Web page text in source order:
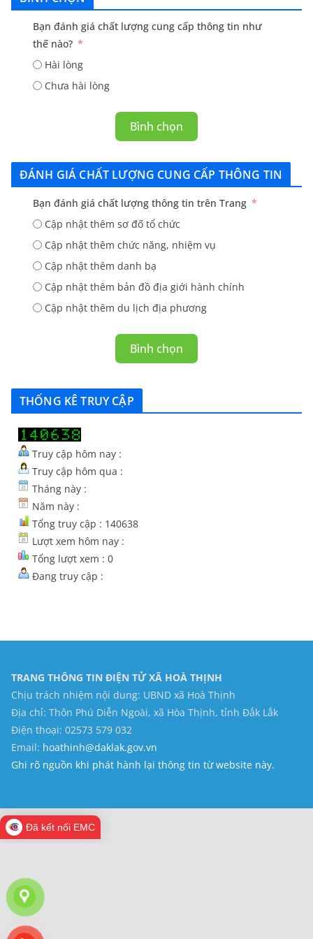
Bạn đánh giá chất lượng cung cấp thông tin như
thế nào?
Hài lòng
Chưa hài lòng
Bình chọn
ĐÁNH GIÁ CHẤT LƯỢNG CUNG CẤP THÔNG TIN
Bạn đánh giá chất lượng thông tin trên Trang
Cập nhật thêm sơ đố tổ chức
Cập nhật thêm chức năng, nhiệm vụ
Cập nhật thêm danh bạ
Cập nhật thêm bản đồ địa giới hành chính
Cập nhật thêm du lịch địa phương
Bình chọn
THỐNG KÊ TRUY CẬP
Truy cập hôm nay :
Truy cập hôm qua :
Tháng này :
Năm này :
Tổng truy cập : 140638
Lượt xem hôm nay :
Tổng lượt xem : 0
Đang truy cập :
TRANG THÔNG TIN ĐIỆN TỬ XÃ HOÀ THỊNH
Chịu trách nhiệm nội dung: UBND xã Hoà Thịnh
Địa chỉ: Thôn Phú Diễn Ngoài, xã Hòa Thịnh, tỉnh Đắk Lắk
Điện thoại: 02573 579 032
Email: hoathinh@daklak.gov.vn
Ghi rõ nguồn khi phát hành lại thông tin từ website này.
Đã kết nối EMC